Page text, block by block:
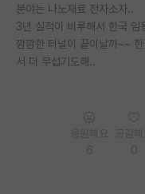
커리어
유학교육
분야는 나노재료 전자소자..
3년 실적이 비루해서 한국 임
깜깜한 터널이 끝이날까~~
서 더 무섭기도해..